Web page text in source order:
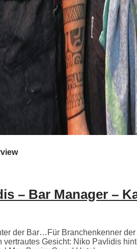
– Bar Manager –
der Bar…Für Branchenkenner der
vertrautes Gesicht: Niko Pavlidis